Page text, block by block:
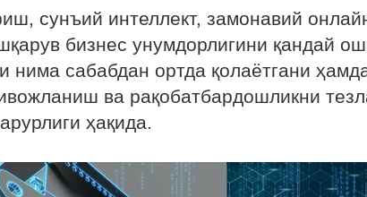
сунъий интеллект, замонавий
бизнес унумдорлигини қандай
нима сабабдан ортда қолаётгани
ва рақобатбардошликни
ҳақида.